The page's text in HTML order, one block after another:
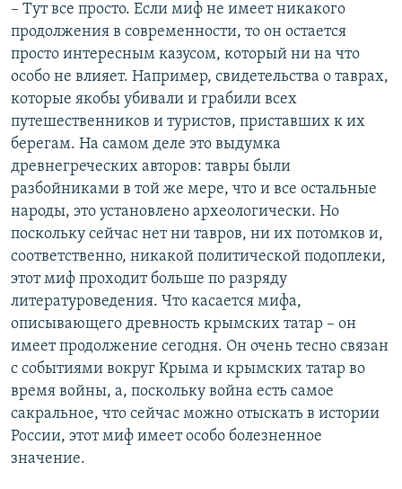
– Тут все просто. Если миф не имеет никакого
продолжения в современности, то он остается
просто интересным казусом, который ни на что
особо не влияет. Например, свидетельства о таврах,
которые якобы убивали и грабили всех
путешественников и туристов, приставших к их
берегам. На самом деле это выдумка
древнегреческих авторов: тавры были
разбойниками в той же мере, что и все остальные
народы, это установлено археологически. Но
поскольку сейчас нет ни тавров, ни их потомков и,
соответственно, никакой политической подоплеки,
этот миф проходит больше по разряду
литературоведения. Что касается мифа,
описывающего древность крымских татар – он
имеет продолжение сегодня. Он очень тесно связан
с событиями вокруг Крыма и крымских татар во
время войны, а, поскольку война есть самое
сакральное, что сейчас можно отыскать в истории
России, этот миф имеет особо болезненное
значение.